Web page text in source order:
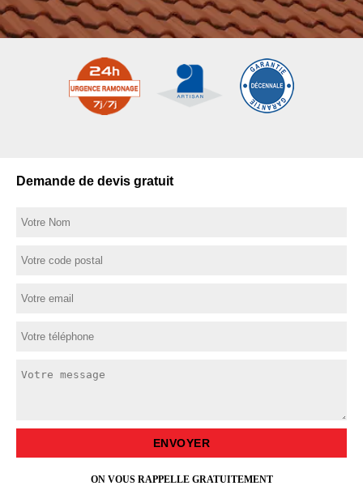
Demande de devis gratuit
ON VOUS RAPPELLE GRATUITEMENT